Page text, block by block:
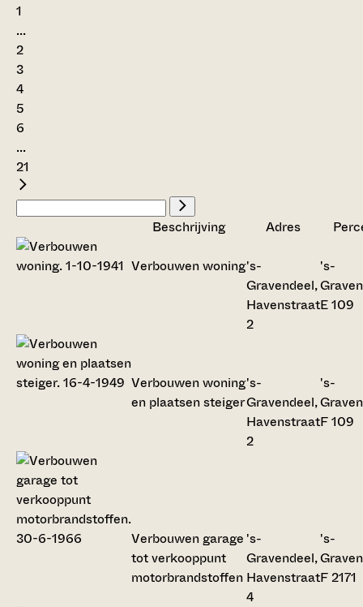
1
...
2
3
4
5
6
...
21
Beschrijving Adres
Verbouwen woning's-
Gravendeel,
Havenstraat
2
's-
E 109
Verbouwen woning
en plaatsen steiger
's-
Gravendeel,
Havenstraat
2
's-
F 109
Verbouwen garage
tot verkooppunt
motorbrandstoffen
's-
Gravendeel,
Havenstraat
4
's-
F 2171